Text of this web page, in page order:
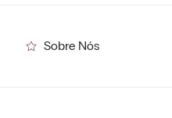
Sobre Nós